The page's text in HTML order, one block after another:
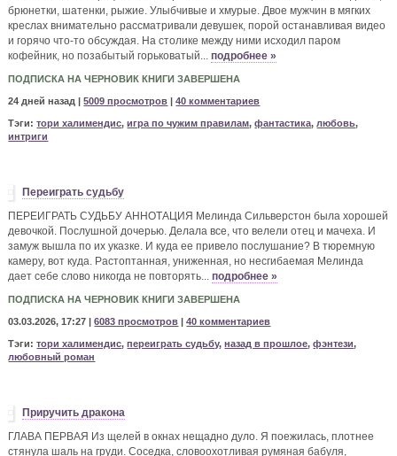
брюнетки, шатенки, рыжие. Улыбчивые и хмурые. Двое мужчин в мягких
креслах внимательно рассматривали девушек, порой останавливая видео
и горячо что-то обсуждая. На столике между ними исходил паром
кофейник, но позабытый горьковатый...подробнее »
ПОДПИСКА НА ЧЕРНОВИК КНИГИ ЗАВЕРШЕНА
24 дней назад |5009 просмотров |40 комментариев
Тэги:тори халимендис,игра по чужим правилам,фантастика, любовь,
интриги
Переиграть судьбу
ПЕРЕИГРАТЬ СУДЬБУ АННОТАЦИЯ Мелинда Сильверстон была хорошей
девочкой. Послушной дочерью. Делала все, что велели отец и мачеха. И
замуж вышла по их указке. И куда ее привело послушание? В тюремную
камеру, вот куда. Растоптанная, униженная, но несгибаемая Мелинда
дает себе слово никогда не повторять...подробнее »
ПОДПИСКА НА ЧЕРНОВИК КНИГИ ЗАВЕРШЕНА
03.03.2026, 17:27 |6083 просмотров |40 комментариев
Тэги:тори халимендис,переиграть судьбу,назад в прошлое,фэнтези,
любовный роман
Приручить дракона
ГЛАВА ПЕРВАЯ Из щелей в окнах нещадно дуло. Я поежилась, плотнее
стянула шаль на груди. Соседка, словоохотливая румяная бабуля,